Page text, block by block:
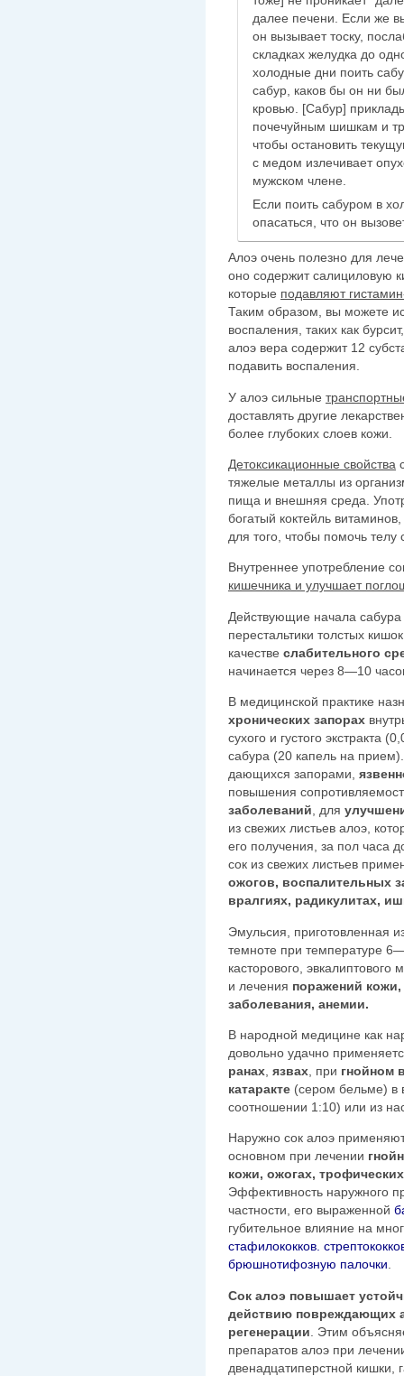
далее печени. Если же
он вызывает тоску,
складках желудка до
холодные дни поить
сабур, каков бы он ни
кровью. [Сабур]
почечуйным шишкам и
чтобы остановить
с медом излечивает
мужском члене.
Если поить сабуром в
опасаться, что он
Алоэ очень полезно для
оно содержит салициловую
которые подавляют
Таким образом, вы можете
воспаления, таких как
алоэ вера содержит 12
подавить воспаления.
У алоэ сильные
доставлять другие
более глубоких слоев кожи.
Детоксикационные свойства
тяжелые металлы из
пища и внешняя среда.
богатый коктейль
для того, чтобы помочь телу
Внутреннее употребление
кишечника и улучшает
Действующие начала
перестальтики толстых
качестве слабительного
начинается через 8—10
В медицинской практике
хронических запорах
сухого и густого экстракта
сабура (20 ка­пель на
дающихся запорами,
повышения
заболеваний , для
из свежих листьев алоэ,
его полу­чения, за пол часа
сок из свежих листьев
ожогов, воспалительных
вралгиях, радикулитах,
Эмульсия, приготовленная
темноте при температуре
касторового,
и лечения поражений
заболевания, анемии.
В народной медицине как
довольно удачно
ранах язвах , при гнойном
катаракте (сером бель­ме) в
соотноше­нии 1:10) или из
Наружно сок алоэ
основном при лечении
кожи, ожогах,
Эффективность наружного
частности, его выраженной
губительное влияние на
стафилококков.
брюшнотифозную палочки.
Сок алоэ повышает
действию повреждающих
регенерации . Этим
препаратов алоэ при
двенадцатиперстной кишки,